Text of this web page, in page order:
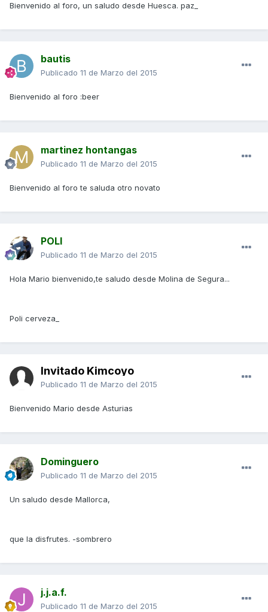
Bienvenido al foro, un saludo desde Huesca. paz_
bautis
Publicado 11 de Marzo del 2015
Bienvenido al foro :beer
martinez hontangas
Publicado 11 de Marzo del 2015
Bienvenido al foro te saluda otro novato
POLI
Publicado 11 de Marzo del 2015
Hola Mario bienvenido,te saludo desde Molina de Segura...
Poli cerveza_
Invitado Kimcoyo
Publicado 11 de Marzo del 2015
Bienvenido Mario desde Asturias
Dominguero
Publicado 11 de Marzo del 2015
Un saludo desde Mallorca,
que la disfrutes. -sombrero
j.j.a.f.
Publicado 11 de Marzo del 2015